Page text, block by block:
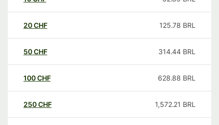
20CHF 125.78 BRL
50CHF 314.44 BRL
100CHF 628.88 BRL
250CHF 1,572.21 BRL